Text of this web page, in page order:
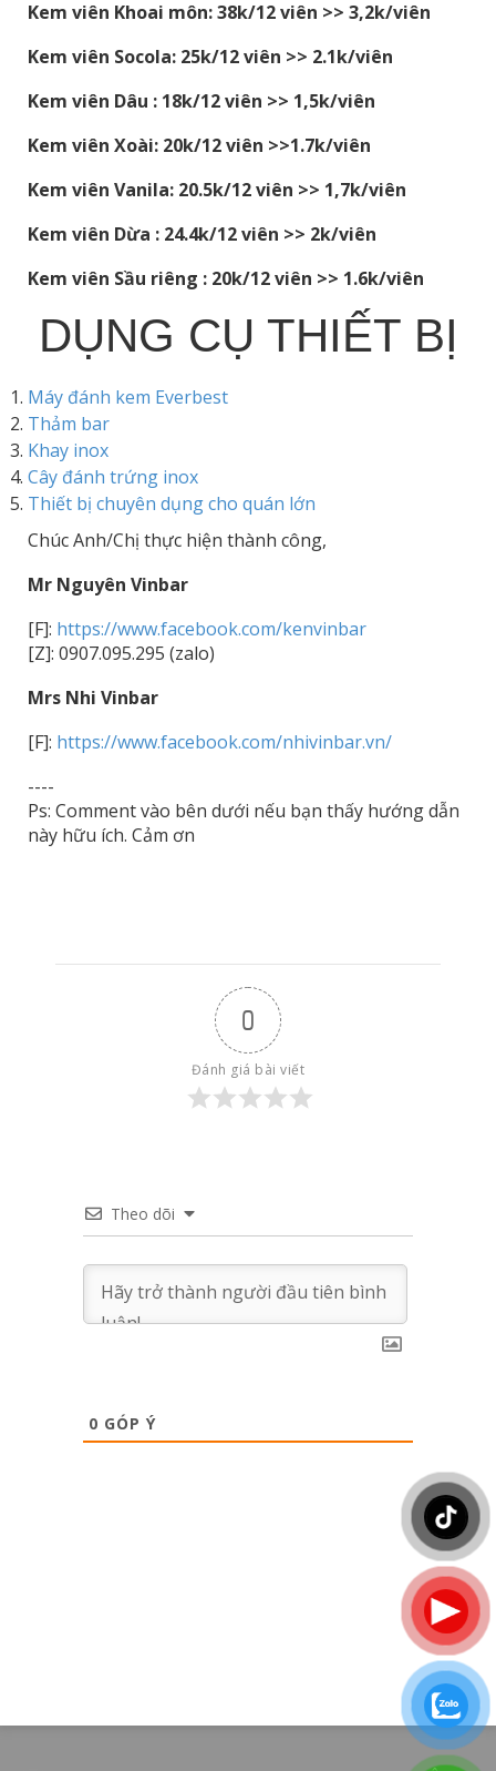
Kem viên Khoai môn: 38k/12 viên >> 3,2k/viên
Kem viên Socola: 25k/12 viên >> 2.1k/viên
Kem viên Dâu : 18k/12 viên >> 1,5k/viên
Kem viên Xoài: 20k/12 viên >>1.7k/viên
Kem viên Vanila: 20.5k/12 viên >> 1,7k/viên
Kem viên Dừa : 24.4k/12 viên >> 2k/viên
Kem viên Sầu riêng : 20k/12 viên >> 1.6k/viên
DỤNG CỤ THIẾT BỊ
Máy đánh kem Everbest
Thảm bar
Khay inox
Cây đánh trứng inox
Thiết bị chuyên dụng cho quán lớn
Chúc Anh/Chị thực hiện thành công,
Mr Nguyên Vinbar
[F]: https://www.facebook.com/kenvinbar
[Z]: 0907.095.295 (zalo)
Mrs Nhi Vinbar
[F]: https://www.facebook.com/nhivinbar.vn/
----
Ps: Comment vào bên dưới nếu bạn thấy hướng dẫn
này hữu ích. Cảm ơn
0
Đánh giá bài viết
Theo dõi
0 GÓP Ý